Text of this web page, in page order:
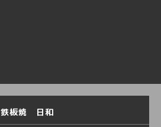
鉄板焼 日和